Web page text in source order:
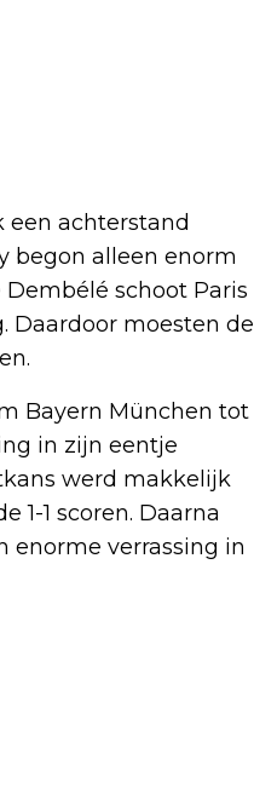
een achterstand
begon alleen enorm
schoot Paris
Daardoor moesten de
Bayern München tot
in zijn eentje
werd makkelijk
1-1 scoren. Daarna
enorme verrassing in